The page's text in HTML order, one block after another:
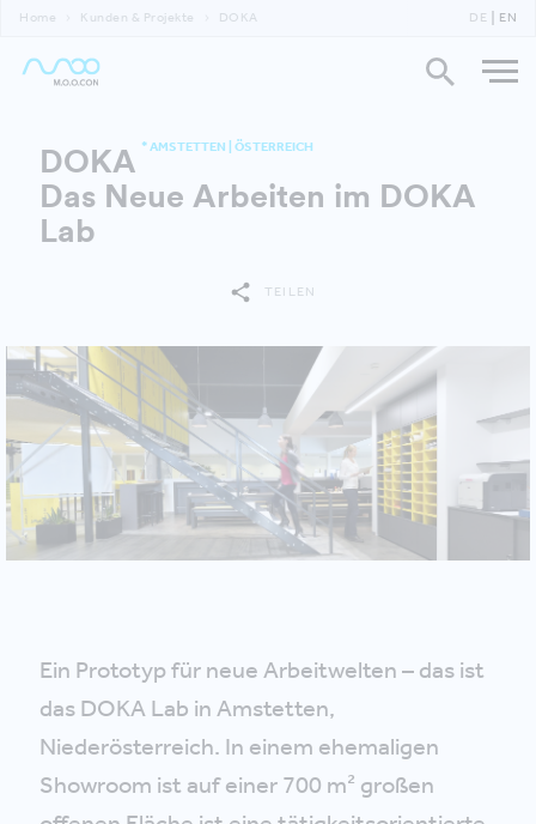
Home Kunden & Projekte DOKA DE EN
DOKA * AMSTETTEN | ÖSTERREICH
Das Neue Arbeiten im DOKA
Lab
TEILEN
Ein Prototyp für neue Arbeitwelten – das ist
das DOKA Lab in Amstetten,
Niederösterreich. In einem ehemaligen
Showroom ist auf einer 700 m² großen